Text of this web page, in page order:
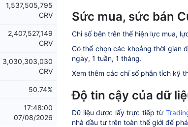
1,537,505,795
CRV
2,407,527,149
CRV
3,030,303,030
CRV
50.74%
17:48:00
07/08/2026
Sức mua, sức bán
Chỉ số bên trên thể hiện lực mua,
Có thể chọn các khoảng thời gian
ngày, 1 tuần, 1 tháng.
Xem thêm các chỉ số phân tích kỹ
Độ tin cậy của dữ
Dữ liệu được lấy trực tiếp từ
nhà đầu tư trên toàn thế giới để